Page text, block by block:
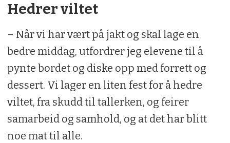
Hedrer viltet
– Når vi har vært på jakt og skal lage en
bedre middag, utfordrer jeg elevene til å
pynte bordet og diske opp med forrett og
dessert. Vi lager en liten fest for å hedre
viltet, fra skudd til tallerken, og feirer
samarbeid og samhold, og at det har blitt
noe mat til alle.